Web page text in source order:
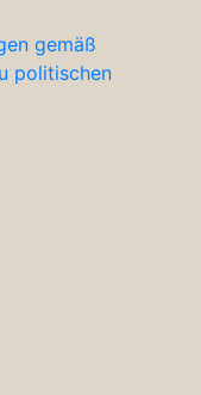
gemäß
politischen